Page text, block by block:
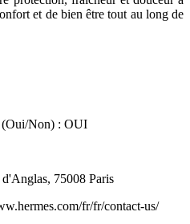
et de bien être tout au long de
(Oui/Non) : OUI
75008 Paris
fr/fr/contact-us/